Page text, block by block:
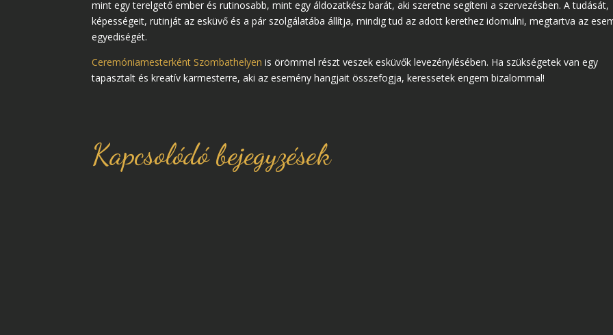
mint egy terelgető ember és rutinosabb, mint egy áldozatkész barát, aki szeretne segíteni a szervezésben. A tudását,
képességeit, rutinját az esküvő és a pár szolgálatába állítja, mindig tud az adott kerethez idomulni, megtartva az
egyediségét.
Ceremóniamesterként Szombathelyen is örömmel részt veszek esküvők levezénylésében. Ha szükségetek van egy
tapasztalt és kreatív karmesterre, aki az esemény hangjait összefogja, keressetek engem bizalommal!
Kapcsolódó bejegyzések